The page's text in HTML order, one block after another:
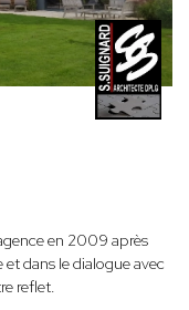
en 2009 après
dans le dialogue avec
reflet.